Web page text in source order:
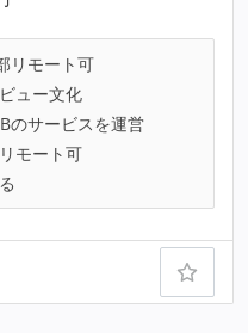
リモート可
ュー文化
のサービスを運営
モート可